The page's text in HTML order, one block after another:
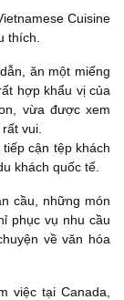
Cuisine
thích.
ăn một miếng
hợp khẩu vị của
vừa được xem
vui.
cận tệp khách
khách quốc tế.
cầu, những món
phục vụ nhu cầu
về văn hóa
việc tại Canada,